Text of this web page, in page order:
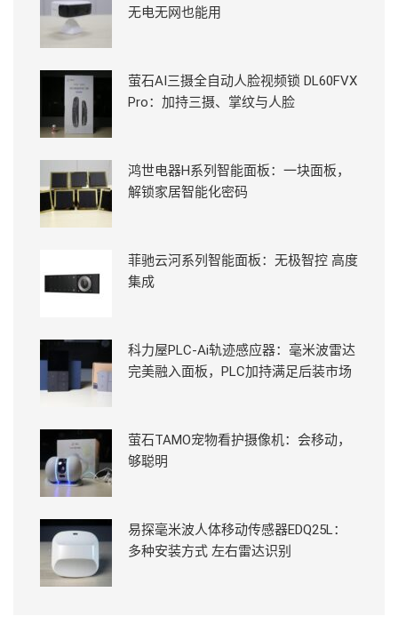
无电无网也能用
萤石AI三摄全自动人脸视频锁 DL60FVX
Pro：加持三摄、掌纹与人脸
鸿世电器H系列智能面板：一块面板，
解锁家居智能化密码
菲驰云河系列智能面板：无极智控 高度
集成
科力屋PLC-Ai轨迹感应器：毫米波雷达
完美融入面板，PLC加持满足后装市场
萤石TAMO宠物看护摄像机：会移动，
够聪明
易探毫米波人体移动传感器EDQ25L：
多种安装方式 左右雷达识别